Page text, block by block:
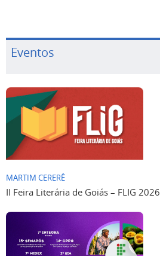
Eventos
MARTIM CERERÊ
II Feira Literária de Goiás – FLIG 2026